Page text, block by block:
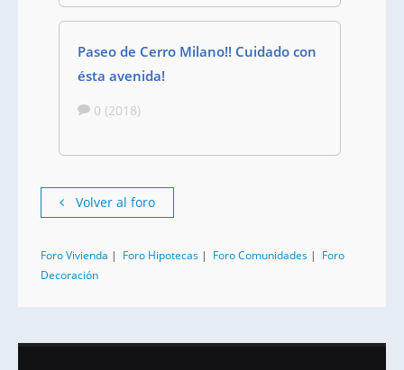
Paseo de Cerro Milano!! Cuidado con
ésta avenida!
0 (2018)
Volver al foro
Foro Vivienda | Foro Hipotecas | Foro Comunidades | Foro
Decoración